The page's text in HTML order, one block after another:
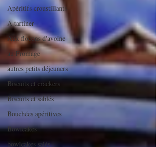
Apéritifs croustillants
A tartiner
Aux flocons d'avoine
au Fromage
autres petits déjeuners
Biscuits et crackers
Biscuits et sablés
Bouchées apéritives
Bowlcakes
bowlcakes salés